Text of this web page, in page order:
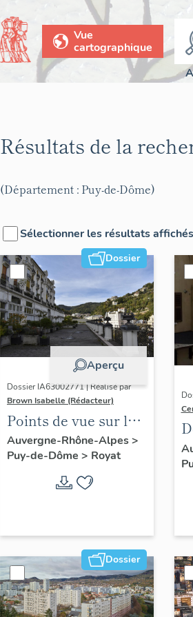
Vue
cartographique
Résultats de la
(Département : Puy-de-Dôme)
Sélectionner les résultats affichés
Dossier
Aperçu
Dossier IA63002771 | Réalisé par
Brown Isabelle (Rédacteur)
Points de vue sur le
paysage thermal
Auvergne-Rhône-Alpes>
Puy-de-Dôme > Royat
Dossier